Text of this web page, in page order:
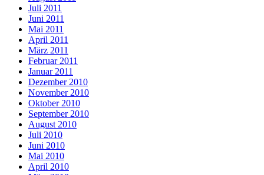
Juli 2011
Juni 2011
Mai 2011
April 2011
März 2011
Februar 2011
Januar 2011
Dezember 2010
November 2010
Oktober 2010
September 2010
August 2010
Juli 2010
Juni 2010
Mai 2010
April 2010